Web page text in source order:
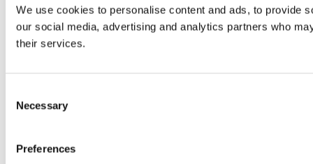
We use cookies to personalise content and ads, to provide
our social media, advertising and analytics partners who
their services.
Selection
Necessary
Preferences